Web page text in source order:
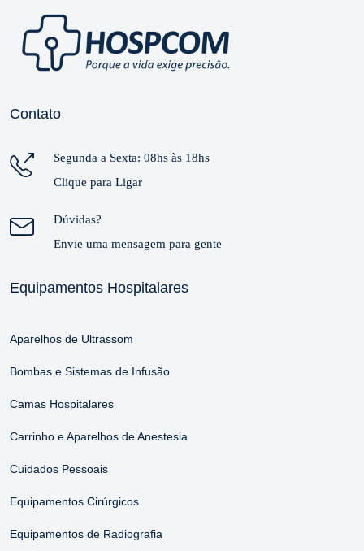
Contato
Segunda a Sexta: 08hs às 18hs
Clique para Ligar
Dúvidas?
Envie uma mensagem para gente
Equipamentos Hospitalares
Aparelhos de Ultrassom
Bombas e Sistemas de Infusão
Camas Hospitalares
Carrinho e Aparelhos de Anestesia
Cuidados Pessoais
Equipamentos Cirúrgicos
Equipamentos de Radiografia